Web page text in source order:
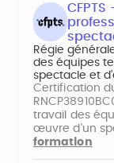
Régie
des équipes
spectacle et
Certification
travail des
œuvre d'un
formation